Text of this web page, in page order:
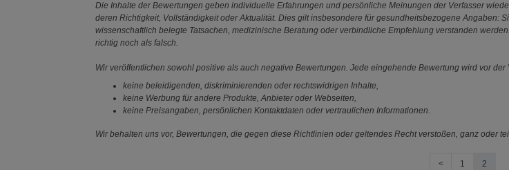
Die Inhalte der Bewertungen geben individuelle Erfahrungen und persönliche Meinungen der Verfasser
deren Richtigkeit, Vollständigkeit oder Aktualität. Dies gilt insbesondere für gesundheitsbezogene Angaben:
wissenschaftlich belegte Tatsachen, medizinische Beratung oder verbindliche Empfehlung verstanden
richtig noch als falsch.
Wir veröffentlichen sowohl positive als auch negative Bewertungen. Jede eingehende Bewertung wird vor
keine beleidigenden, diskriminierenden oder rechtswidrigen Inhalte,
keine Werbung für andere Produkte, Anbieter oder Webseiten,
keine Preisangaben, persönlichen Kontaktdaten oder vertraulichen Informationen.
Wir behalten uns vor, Bewertungen, die gegen diese Richtlinien oder geltendes Recht verstoßen, ganz oder
< 1 2